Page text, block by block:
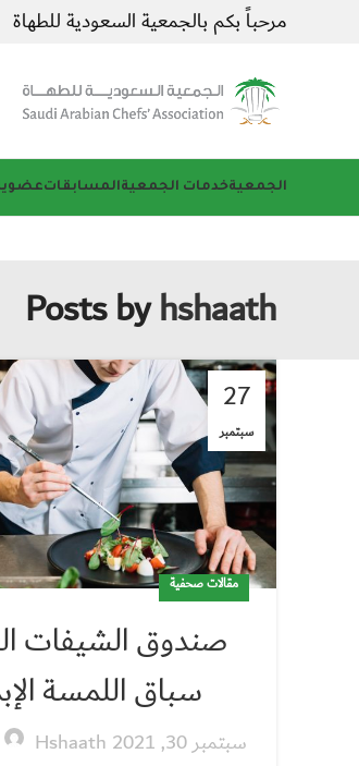
مرحباً بكم بالجمعية السعودية للطهاة
الجمعيةخدمات الجمعيةالمسابقات
Posts byhshaath
27
سبتمبر
مقالات صحفية
صندوق الشيفات
سباق اللمسة
سبتمبر 30, 2021 Hshaath